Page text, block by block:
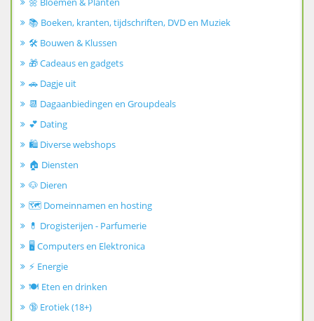
📚 Boeken, kranten, tijdschriften, DVD en Muziek
🛠️ Bouwen & Klussen
🎁 Cadeaus en gadgets
🚗 Dagje uit
📆 Dagaanbiedingen en Groupdeals
💕 Dating
🛍️ Diverse webshops
🏠 Diensten
🐶 Dieren
🗺️ Domeinnamen en hosting
💊 Drogisterijen - Parfumerie
🖥️ Computers en Elektronica
⚡ Energie
🍽️ Eten en drinken
🔞 Erotiek (18+)